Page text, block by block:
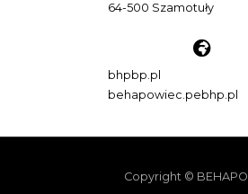
64-500 Szamotuły
bhpbp.pl
behapowiec.pebhp.pl
Copyright ©